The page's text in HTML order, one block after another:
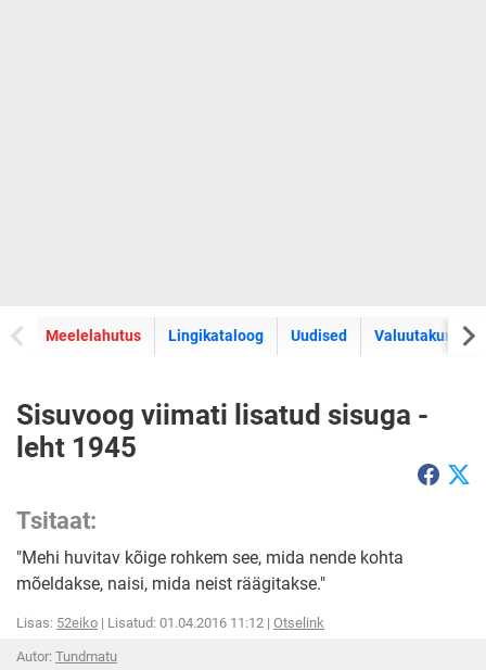
Meelelahutus Lingikataloog Uudised Valuutakursid
Sisuvoog viimati lisatud sisuga -
leht 1945
Tsitaat:
"Mehi huvitav kõige rohkem see, mida nende kohta
mõeldakse, naisi, mida neist räägitakse."
Lisas: 52eiko | Lisatud: 01.04.2016 11:12 | Otselink
Autor: Tundmatu